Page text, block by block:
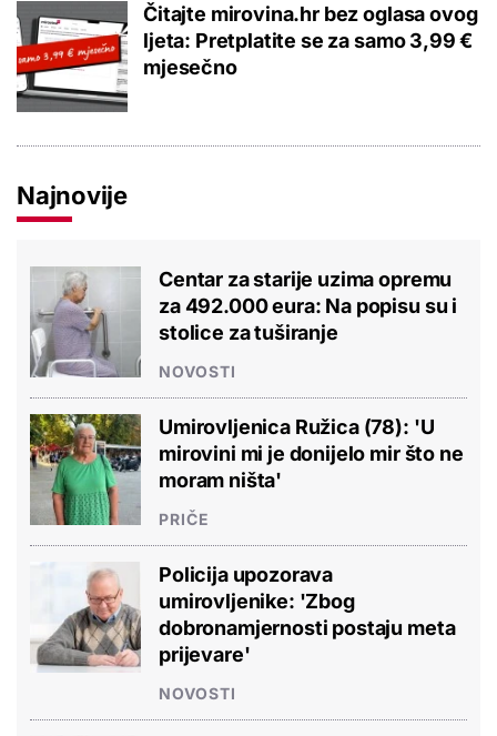
Čitajte mirovina.hr bez oglasa ovog
ljeta: Pretplatite se za samo 3,99 €
mjesečno
Najnovije
Centar za starije uzima opremu
za 492.000 eura: Na popisu su i
stolice za tuširanje
NOVOSTI
Umirovljenica Ružica (78): 'U
mirovini mi je donijelo mir što ne
moram ništa'
PRIČE
Policija upozorava
umirovljenike: 'Zbog
dobronamjernosti postaju meta
prijevare'
NOVOSTI